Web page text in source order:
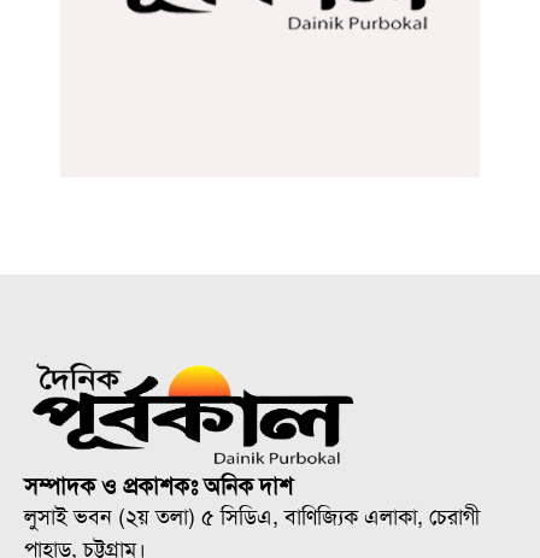
সম্পাদক ও প্রকাশকঃ অনিক দাশ
লুসাই ভবন (২য় তলা) ৫ সিডিএ, বাণিজ্যিক এলাকা, চেরাগী
পাহাড়, চট্টগ্রাম।